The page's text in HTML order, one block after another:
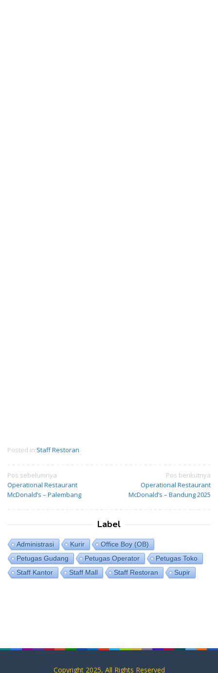
Posted in Staff Restoran
Navigasi
pos
Pos sebelumnya
Operational Restaurant
McDonald’s – Palembang
Pos berikutnya
Operational Restaurant
McDonald’s – Bandung 2025
Label
Administrasi Kurir
Office Boy (OB)
Petugas Gudang
Petugas Operator
Petugas Toko
Staff Kantor
Staff Mall Staff Restoran Supir
Copyright 2025, All Rights Reserved